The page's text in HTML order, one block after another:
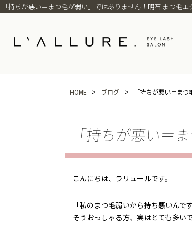
「持ちが悪い＝まつ毛が弱い」ではありません！明石 まつ毛
HOME > ブログ > 「持ちが悪い＝ま
「持ちが悪い＝
こんにちは、ラリュールです。
「私のまつ毛弱いから持ち悪いんで
そうおっしゃる方、実はとても多いで